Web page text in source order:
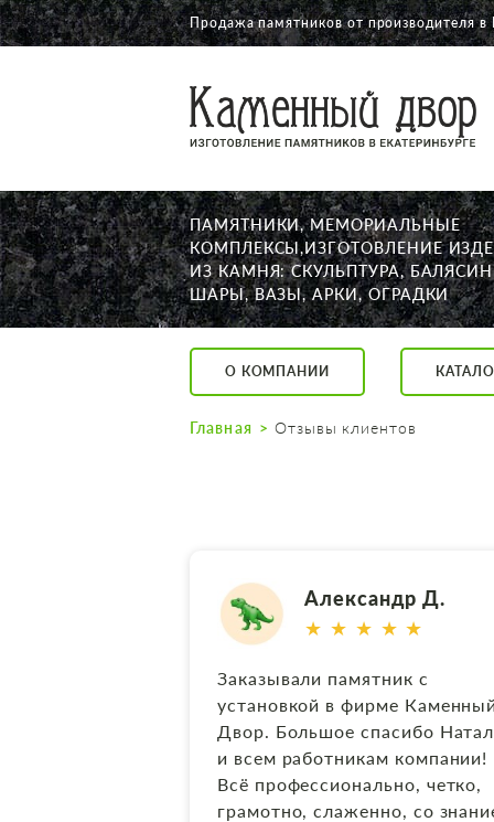
О КОМПАНИИ
КАТАЛОГ
НАШИ РАБОТЫ
АКЦИИ
ДОСТАВКА
КОНТАКТЫ
K2532513@yandex.ru
Екатеринбург,
Суббота с 11:00 до
Продажа памятников от производителя в
ПАМЯТНИКИ, МЕМОРИАЛЬНЫЕ
КОМПЛЕКСЫ,ИЗГОТОВЛЕНИЕ
ИЗ КАМНЯ: СКУЛЬПТУРА,
ШАРЫ, ВАЗЫ, АРКИ, ОГРАДКИ
О КОМПАНИИ
Главная Отзывы клиентов
Александр Д.
★ ★ ★ ★ ★
Заказывали памятник с
установкой в фирме Каменный
Двор. Большое спасибо
и всем работникам компании!
Всё профессионально, четко,
грамотно, слаженно, со